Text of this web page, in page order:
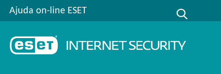
Ajuda on-line ESET